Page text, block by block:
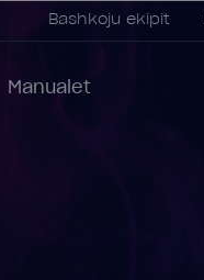
Bashkoju ekipit
Manualet